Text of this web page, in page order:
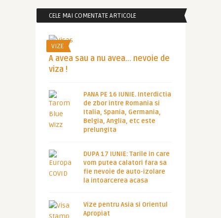
CELE MAI COMENTATE ARTICOLE
VIZE
A avea sau a nu avea… nevoie de
viza !
PANA PE 16 IUNIE. Interdictia
de zbor intre Romania si
Italia, Spania, Germania,
Belgia, Anglia, etc este
prelungita
DUPA 17 IUNIE: Tarile in care
vom putea calatori fara sa
fie nevoie de auto-izolare
la intoarcerea acasa
Vize pentru Asia si Orientul
Apropiat